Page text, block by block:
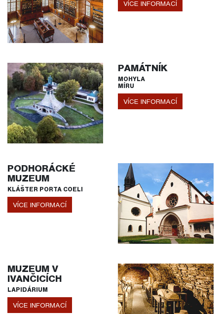
VÍCE INFORMACÍ
PAMÁTNÍK
MOHYLA
MÍRU
VÍCE INFORMACÍ
PODHORÁCKÉ
MUZEUM
KLÁŠTER PORTA COELI
VÍCE INFORMACÍ
MUZEUM V
IVANČICÍCH
LAPIDÁRIUM
VÍCE INFORMACÍ